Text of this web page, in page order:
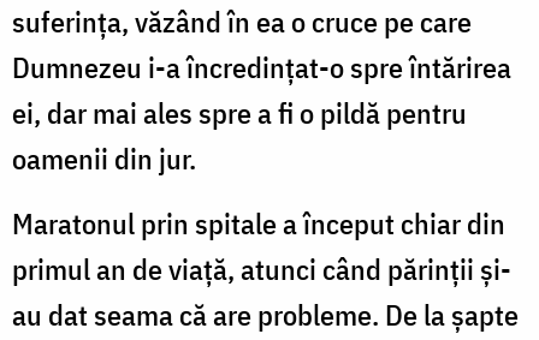
suferința, văzând în ea o cruce pe care
Dumnezeu i-a încredințat-o spre întărirea
ei, dar mai ales spre a fi o pildă pentru
oamenii din jur.
Maratonul prin spitale a început chiar din
primul an de viață, atunci când părinții și-
au dat seama că are probleme. De la șapte